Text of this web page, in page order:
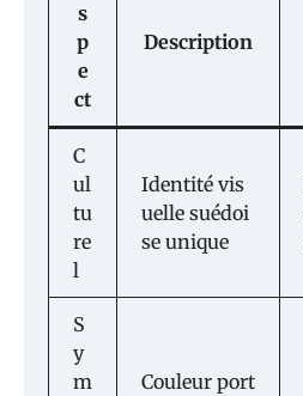
s
p
e
ct
Description
C
ul
tu
re
l
Identité vis
uelle suédoi
se unique
S
y
m
Couleur port